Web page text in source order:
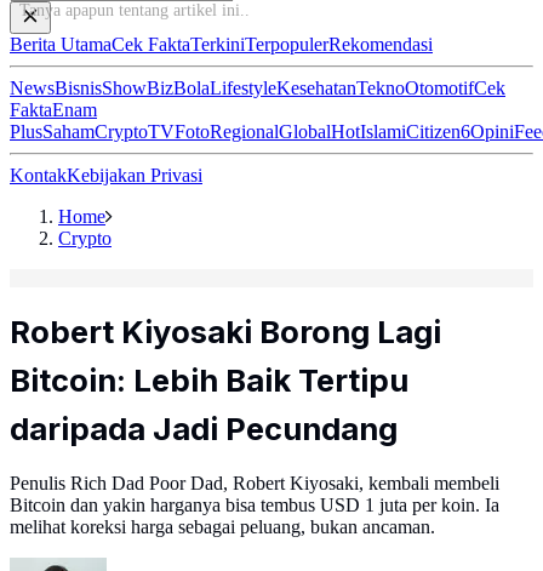
Tanya apapun tentang artikel i
Berita UtamaCek FaktaTerkiniTerpopulerRekomendasi
NewsBisnisShowBizBolaLifestyleKesehatanTeknoOtomotifCek
FaktaEnam
PlusSahamCryptoTVFotoRegionalGlobalHotIslamiCitizen6Opini
KontakKebijakan Privasi
Home
Crypto
Robert Kiyosaki Borong Lagi
Bitcoin: Lebih Baik Tertipu
daripada Jadi Pecundang
Penulis Rich Dad Poor Dad, Robert Kiyosaki, kembali membeli
Bitcoin dan yakin harganya bisa tembus USD 1 juta per koin. Ia
melihat koreksi harga sebagai peluang, bukan ancaman.